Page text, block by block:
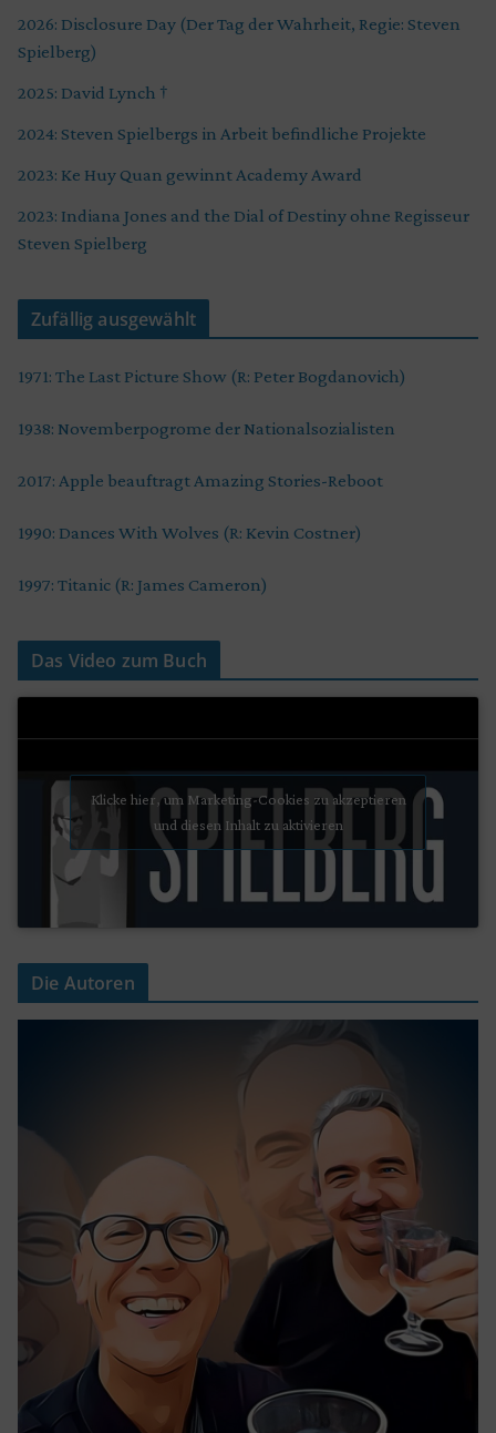
2026: Disclosure Day (Der Tag der Wahrheit, Regie: Steven
Spielberg)
2025: David Lynch †
2024: Steven Spielbergs in Arbeit befindliche Projekte
2023: Ke Huy Quan gewinnt Academy Award
2023: Indiana Jones and the Dial of Destiny ohne Regisseur
Steven Spielberg
Zufällig ausgewählt
1971: The Last Picture Show (R: Peter Bogdanovich)
1938: Novemberpogrome der Nationalsozialisten
2017: Apple beauftragt Amazing Stories-Reboot
1990: Dances With Wolves (R: Kevin Costner)
1997: Titanic (R: James Cameron)
Das Video zum Buch
Klicke hier, um Marketing-Cookies zu akzeptieren
und diesen Inhalt zu aktivieren
Die Autoren